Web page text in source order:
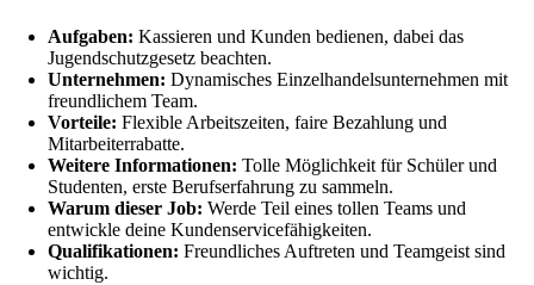
Aufgaben: Kassieren und Kunden bedienen, dabei das
Jugendschutzgesetz beachten.
Unternehmen: Dynamisches Einzelhandelsunternehmen mit
freundlichem Team.
Vorteile: Flexible Arbeitszeiten, faire Bezahlung und
Mitarbeiterrabatte.
Weitere Informationen: Tolle Möglichkeit für Schüler und
Studenten, erste Berufserfahrung zu sammeln.
Warum dieser Job: Werde Teil eines tollen Teams und
entwickle deine Kundenservicefähigkeiten.
Qualifikationen: Freundliches Auftreten und Teamgeist sind
wichtig.